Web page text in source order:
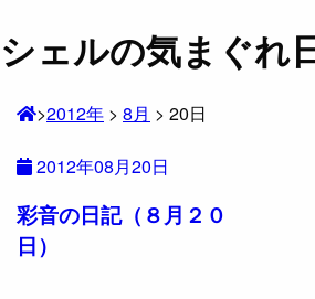
シェルの気まぐれ
>2012年 > 8月 > 20日
2012年08月20日
彩音の日記（８月２０
日）